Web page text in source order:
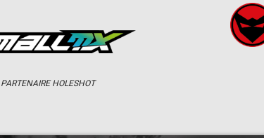
PARTENAIRE HOLESHOT